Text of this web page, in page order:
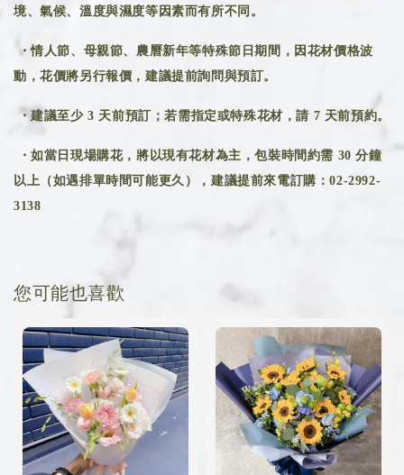
境、氣候、溫度與濕度等因素而有所不同。
・情人節、母親節、農曆新年等特殊節日期間，因花材價格波
動，花價將另行報價，建議提前詢問與預訂。
・建議至少 3 天前預訂；若需指定或特殊花材，請 7 天前預約。
・如當日現場購花，將以現有花材為主，包裝時間約需 30 分鐘
以上（如遇排單時間可能更久），建議提前來電訂購：02-2992-
3138
您可能也喜歡